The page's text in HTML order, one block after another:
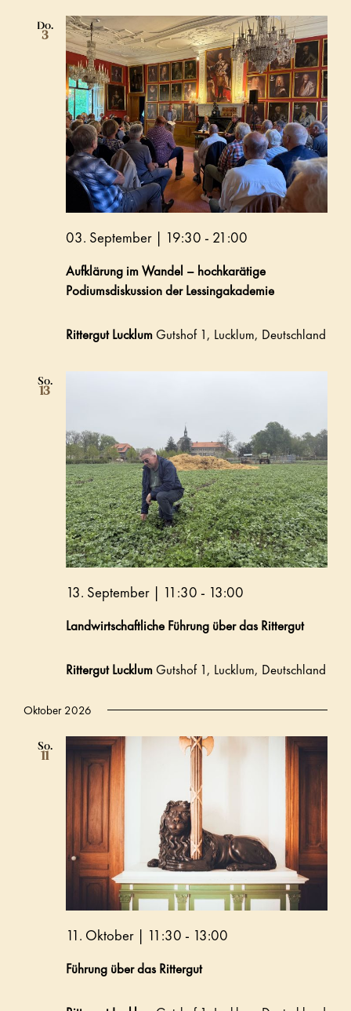
Do.
3
Aufklärung im Wandel – hochkarätige
Podiumsdiskussion der Lessingakademie
03. September | 19:30 - 21:00
Rittergut Lucklum Gutshof 1, Lucklum, Deutschland
So.
13
Landwirtschaftliche Führung über das Rittergut
13. September | 11:30 - 13:00
Rittergut Lucklum Gutshof 1, Lucklum, Deutschland
Oktober 2026
So.
11
Führung über das Rittergut
11. Oktober | 11:30 - 13:00